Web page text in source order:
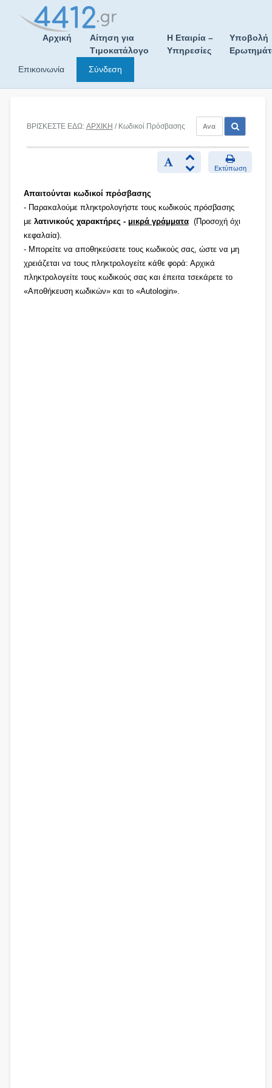
Αρχική
Αίτηση για
Τιμοκατάλογο
Η Εταιρία –
Υπηρεσίες
Υποβολή
Επικοινωνία
Σύνδεση
ΒΡΙΣΚΕΣΤΕ ΕΔΩ: ΑΡΧΙΚΗ / Κωδικοί Πρόσβασης
Εκτύπωση
Απαιτούνται κωδικοί πρόσβασης
- Παρακαλούμε πληκτρολογήστε τους κωδικούς πρόσβασης
με λατινικούς χαρακτήρες - μικρά γράμματα(Προσοχή όχι
κεφαλαία).
- Μπορείτε να αποθηκεύσετε τους κωδικούς σας, ώστε να μη
χρειάζεται να τους πληκτρολογείτε κάθε φορά: Αρχικά
πληκτρολογείτε τους κωδικούς σας και έπειτα τσεκάρετε το
«Αποθήκευση κωδικών» και το «Autologin».